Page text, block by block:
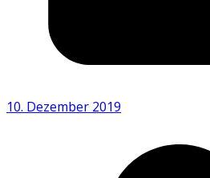
10. Dezember 2019